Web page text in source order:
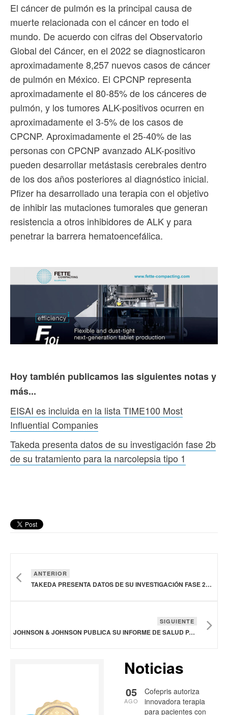
El cáncer de pulmón es la principal causa de
muerte relacionada con el cáncer en todo el
mundo. De acuerdo con cifras del Observatorio
Global del Cáncer, en el 2022 se diagnosticaron
aproximadamente 8,257 nuevos casos de cáncer
de pulmón en México. El CPCNP representa
aproximadamente el 80-85% de los cánceres de
pulmón, y los tumores ALK-positivos ocurren en
aproximadamente el 3-5% de los casos de
CPCNP. Aproximadamente el 25-40% de las
personas con CPCNP avanzado ALK-positivo
pueden desarrollar metástasis cerebrales dentro
de los dos años posteriores al diagnóstico inicial.
Pfizer ha desarrollado una terapia con el objetivo
de inhibir las mutaciones tumorales que generan
resistencia a otros inhibidores de ALK y para
penetrar la barrera hematoencefálica.
Hoy también publicamos las siguientes notas y
más...
EISAI es incluida en la lista TIME100 Most
Influential Companies
Takeda presenta datos de su investigación fase 2b
de su tratamiento para la narcolepsia tipo 1
ANTERIOR
TAKEDA PRESENTA DATOS DE SU INVESTIGACIÓN FASE 2B DE SU TRATAMIENTO PARA LA NARCOLEPSIA TIPO 1
SIGUIENTE
JOHNSON & JOHNSON PUBLICA SU INFORME DE SALUD PARA LA HUMANIDAD 2023
Noticias
Cofepris autoriza
innovadora terapia
para pacientes con
05
AGO